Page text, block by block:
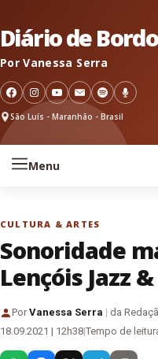
Diário de Bordo
Por Vanessa Serra
São Luís - Maranhão - Brasil
Menu
CULTURA & ARTES
Sonoridade
Lençóis Jazz
PorVanessa Serra | da
18.09.2021 | 12h38|Tempo de